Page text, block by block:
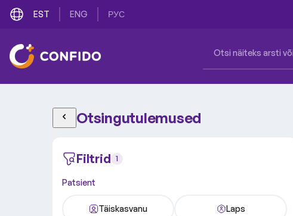
EST ENG РУС
Otsingutulemused
Filtrid 1
Patsient
Täiskasvanu Laps